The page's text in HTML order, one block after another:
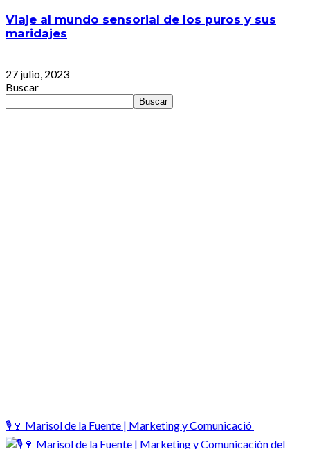
Viaje al mundo sensorial de los puros y sus
maridajes
27 julio, 2023
Buscar
Buscar
🎙️🍷 Marisol de la Fuente | Marketing y Comunicació